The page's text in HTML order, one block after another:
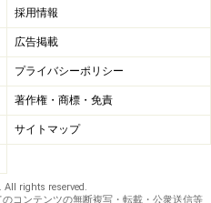
採用情報
広告掲載
プライバシーポリシー
著作権・商標・免責
サイトマップ
rights reserved.
コンテンツの無断複写・転載・公衆送信等